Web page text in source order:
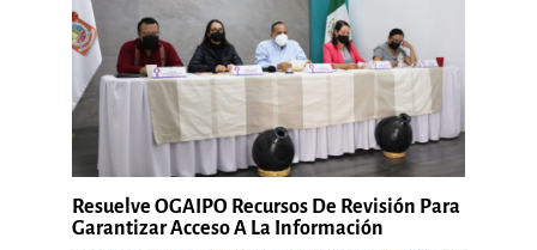
Resuelve OGAIPO Recursos De Revisión Para
Garantizar Acceso A La Información